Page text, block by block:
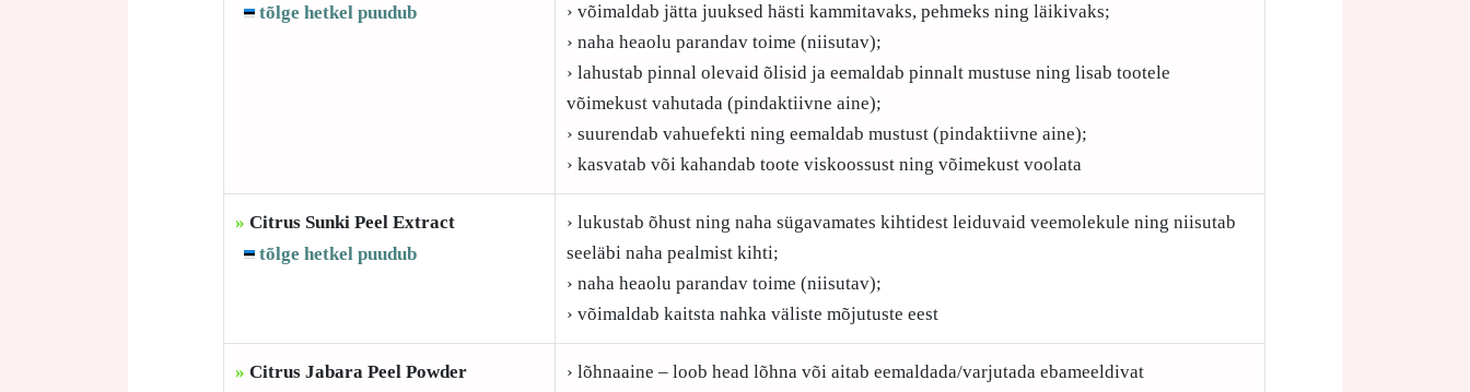
tõlge hetkel puudub
› võimaldab jätta juuksed hästi kammitavaks, pehmeks ning läikivaks;
› naha heaolu parandav toime (niisutav);
› lahustab pinnal olevaid õlisid ja eemaldab pinnalt mustuse ning lisab tootele
võimekust vahutada (pindaktiivne aine);
› suurendab vahuefekti ning eemaldab mustust (pindaktiivne aine);
› kasvatab või kahandab toote viskoossust ning võimekust voolata
» Citrus Sunki Peel Extract
tõlge hetkel puudub
› lukustab õhust ning naha sügavamates kihtidest leiduvaid veemolekule ning niisutab
seeläbi naha pealmist kihti;
› naha heaolu parandav toime (niisutav);
› võimaldab kaitsta nahka väliste mõjutuste eest
» Citrus Jabara Peel Powder
› lõhnaaine – loob head lõhna või aitab eemaldada/varjutada ebameeldivat